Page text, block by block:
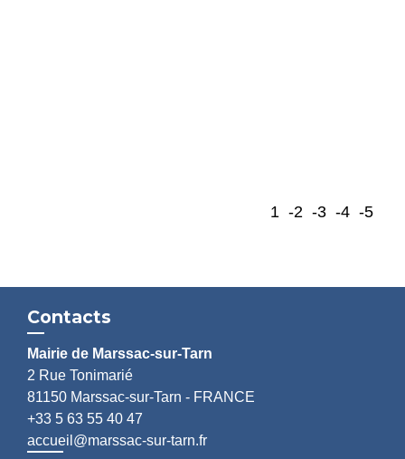
1 -2 -3 -4 -5
Contacts
Mairie de Marssac-sur-Tarn
2 Rue Tonimarié
81150 Marssac-sur-Tarn - FRANCE
+33 5 63 55 40 47
accueil@marssac-sur-tarn.fr